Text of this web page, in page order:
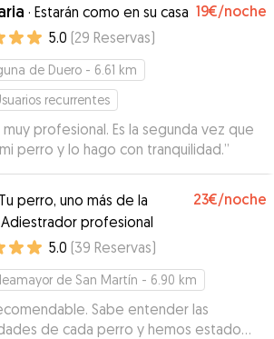
· Estarán como en su casa 19€/noche
5.0 (29 Reservas)
de Duero - 6.61 km
recurrentes
muy profesional. Es la segunda vez que
perro y lo hago con tranquilidad.”
Tu perro, uno más de la
Adiestrador profesional
23€/noche
5.0 (39 Reservas)
de San Martín - 6.90 km
Sabe entender las
de cada perro y hemos estado